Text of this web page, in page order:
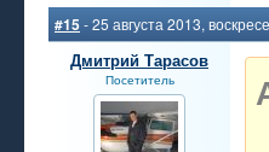
#15 - 25 августа 2013,
Дмитрий Тарасов
Посетитель